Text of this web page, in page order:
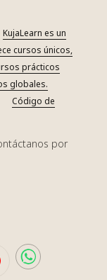
KujaLearn es un
cursos únicos,
prácticos
globales.
Código de
por